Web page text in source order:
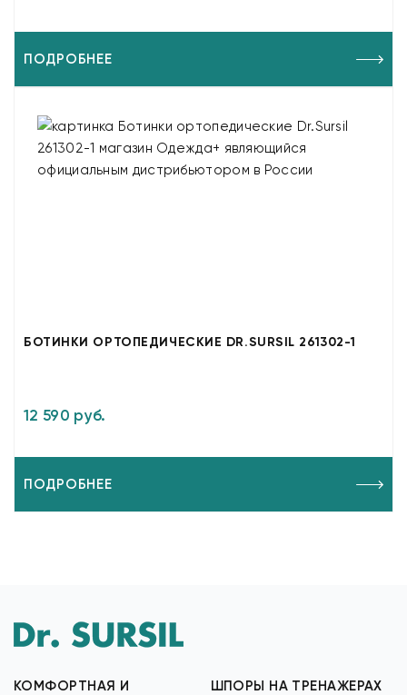
ПОДРОБНЕЕ
БОТИНКИ ОРТОПЕДИЧЕСКИЕ DR.SURSIL 261302-1
12 590 руб.
ПОДРОБНЕЕ
КОМФОРТНАЯ И
ШПОРЫ НА ТРЕНАЖЕРАХ